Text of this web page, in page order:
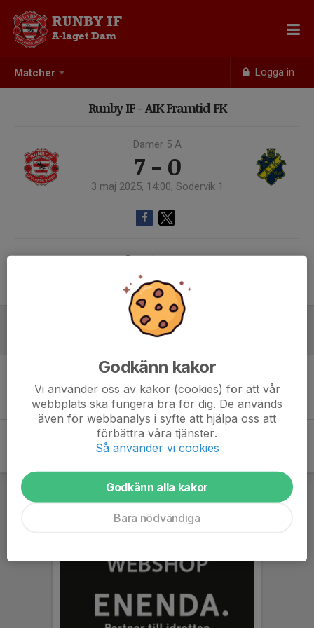
Matcher Logga in
RUNBY IF
A-laget Dam
Runby IF - AIK Framtid FK
Damer 5 A
7 - 0
3 maj 2025, 14:00, Södervik 1
Samling 12:45
Logga in här
Inget referat skrivet
Godkänn kakor
Vi använder oss av kakor (cookies) för att vår
webbplats ska fungera bra för dig. De används
även för webbanalys i syfte att hjälpa oss att
förbättra våra tjänster.
Så använder vi cookies
Godkänn alla kakor
Bara nödvändiga